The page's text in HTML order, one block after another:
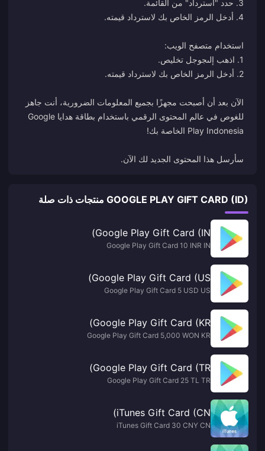
1. اذهب إلى
جوجل تخليص
الآن بعد أن أصبحت مجهزًا بجميع المعلومات الضرورية، أنت جاهز
للغوص في عالم المحتوى الرقمي باستخدام بطاقة هدايا Google
سأرسل هذا المحتوى الجديد لك الآن.
GOOGLE PLAY GIFT CARD (ID) منتجات ذات صلة
Google Play Gift Card (IN)
Google Play Gift Card 10 INR IN
Google Play Gift Card (US)
Google Play Gift Card 5 USD US
Google Play Gift Card (KR)
Google Play Gift Card 5,000 WON KR
Google Play Gift Card (TR)
Google Play Gift Card 25 TL TR
iTunes Gift Card (CN)
iTunes Gift Card 30 CNY CN